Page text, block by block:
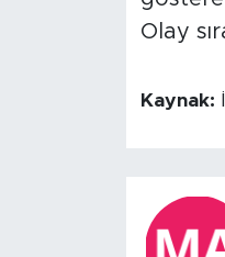
Olay
Kaynak: